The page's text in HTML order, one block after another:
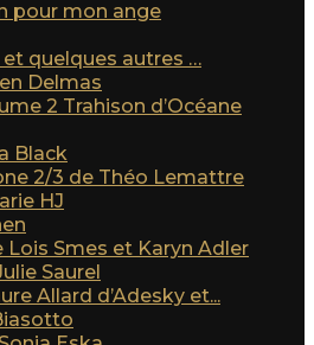
pour mon ange
et quelques autres …
Delmas
2 Trahison d’Océane
Black
2/3 de Théo Lemattre
HJ
Lois Smes et Karyn Adler
Saurel
Allard d’Adesky et...